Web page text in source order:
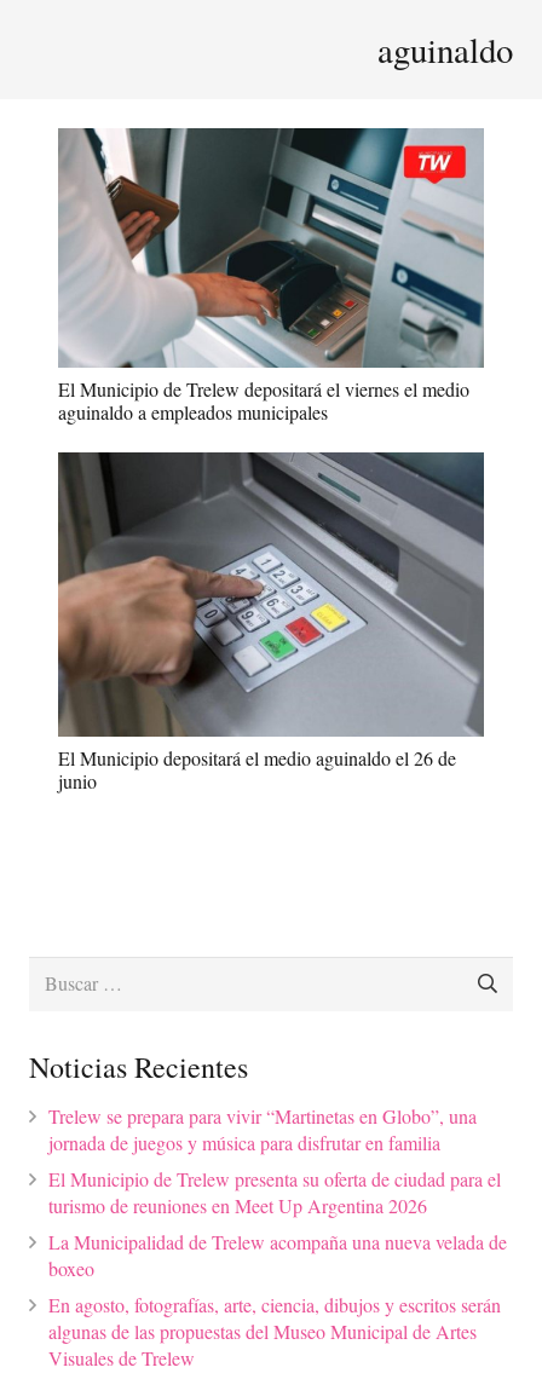
aguinaldo
El Municipio de Trelew depositará el viernes el medio
aguinaldo a empleados municipales
El Municipio depositará el medio aguinaldo el 26 de
junio
Buscar:
Noticias Recientes
Trelew se prepara para vivir “Martinetas en Globo”, una
jornada de juegos y música para disfrutar en familia
El Municipio de Trelew presenta su oferta de ciudad para el
turismo de reuniones en Meet Up Argentina 2026
La Municipalidad de Trelew acompaña una nueva velada de
boxeo
En agosto, fotografías, arte, ciencia, dibujos y escritos serán
algunas de las propuestas del Museo Municipal de Artes
Visuales de Trelew